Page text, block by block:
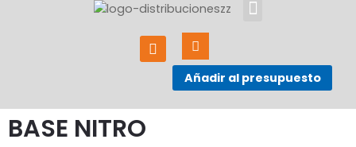
Añadir al presupuesto
BASE NITRO